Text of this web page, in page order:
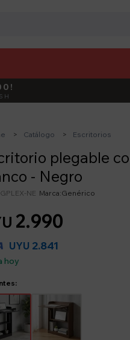
EL CÓDIGO
Catálogo Escritorios
plegable
- Negro
NE Genérico
2.990
UYU 2.841
hoy